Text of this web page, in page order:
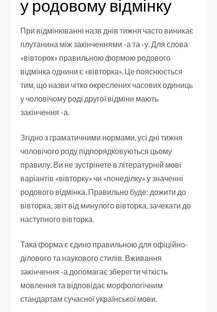
у родовому відмінку
При відмінюванні назв днів тижня часто виникає
плутанина між закінченнями -а та -у. Для слова
«вівторок» правильною формою родового
відмінка однини є «вівторка». Це пояснюється
тим, що назви чітко окреслених часових одиниць
у чоловічому роді другої відміни мають
закінчення -а.
Згідно з граматичними нормами, усі дні тижня
чоловічого роду підпорядковуються цьому
правилу. Ви не зустрінете в літературній мові
варіантів «вівторку» чи «понеділку» у значенні
родового відмінка. Правильно буде: дожити до
вівторка, звіт від минулого вівторка, зачекати до
наступного вівторка.
Така форма є єдино правильною для офіційно-
ділового та наукового стилів. Вживання
закінчення -а допомагає зберегти чіткість
мовлення та відповідає морфологічним
стандартам сучасної української мови.